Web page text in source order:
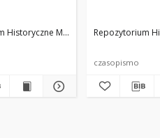
Beata Spychała i zespół redakcyjny
Historyczne Miasta Luboń red. nacz.
Repozytorium
czasopismo